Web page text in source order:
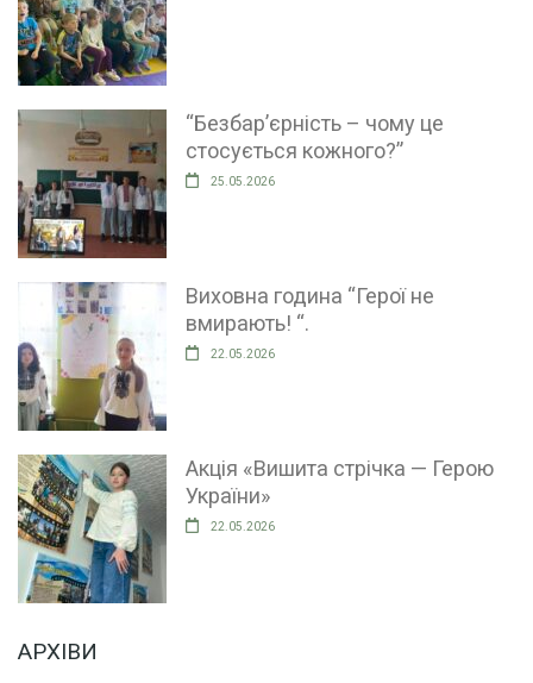
“Безбар’єрність – чому це
стосується кожного?”
25.05.2026
Виховна година “Герої не
вмирають! “.
22.05.2026
Акція «Вишита стрічка — Герою
України»
22.05.2026
АРХІВИ